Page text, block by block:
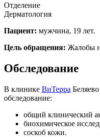
Отделение
Дерматология
Пациент: мужчина, 19 лет.
Цель обращения: Жалобы
Обследование
В клинике ВиТерра
обследование:
общий клинический
биохимическое
соскоб кожи.